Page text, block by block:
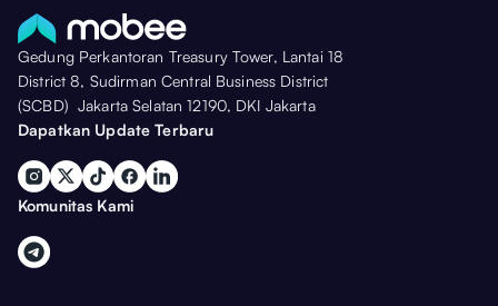
Gedung Perkantoran Treasury Tower, Lantai 18
District 8, Sudirman Central Business District
(SCBD) Jakarta Selatan 12190, DKI Jakarta
Dapatkan Update Terbaru
Komunitas Kami